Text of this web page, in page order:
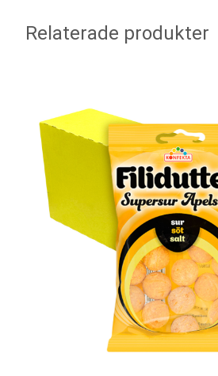
Relaterade produkter